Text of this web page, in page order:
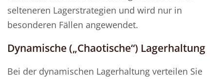
selteneren Lagerstrategien und wird nur in
besonderen Fällen angewendet.
Dynamische („Chaotische“) Lagerhaltung
Bei der dynamischen Lagerhaltung verteilen Sie